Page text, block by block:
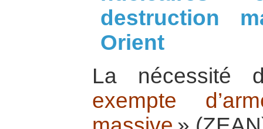
destruction
Orient
La nécessité
exempte